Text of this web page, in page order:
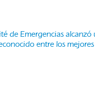
de Emergencias alcanzó
entre los